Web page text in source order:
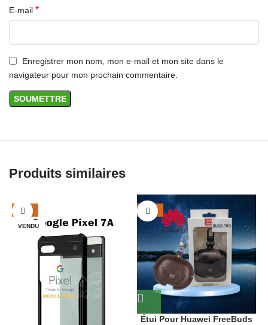
E-mail *
Enregistrer mon nom, mon e-mail et mon site dans le
navigateur pour mon prochain commentaire.
Produits similaires
-29%
VENDU
-29%
Étui Pour Huawei FreeBuds